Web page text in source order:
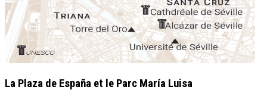
La Plaza de España et le Parc María Luisa